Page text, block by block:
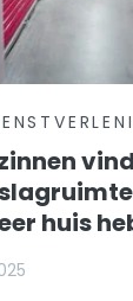
huis